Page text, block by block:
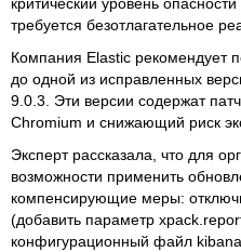
требуется безотлагательное
Компания Elastic рекомендует
до одной из исправленных
9.0.3. Эти версии содержат
Chromium и снижающий риск
Эксперт рассказала, что для
возможности применить
компенсирующие меры:
(добавить параметр
конфигурационный файл